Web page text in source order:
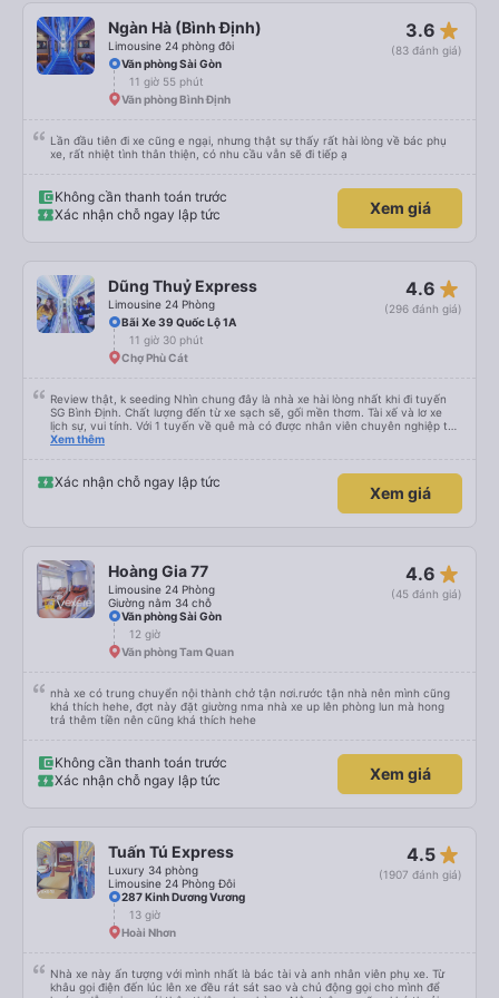
Ngàn Hà (Bình Định)
Limousine 24 phòng đôi
3.6 star_rate
(83 đánh giá)
Văn phòng Sài Gòn
11 giờ 55 phút
Văn phòng Bình Định
Lần đầu tiên đi xe cũng e ngại, nhưng thật sự thấy rất hài lòng về bác phụ
xe, rất nhiệt tình thân thiện, có nhu cầu vẫn sẽ đi tiếp ạ
Không cần thanh toán trước
Xác nhận chỗ ngay lập tức
Xem giá
Dũng Thuỷ Express
Limousine 24 Phòng
4.6 star_rate
(296 đánh giá)
Bãi Xe 39 Quốc Lộ 1A
11 giờ 30 phút
Chợ Phù Cát
Review thật, k seeding Nhìn chung đây là nhà xe hài lòng nhất khi đi tuyến
SG Bình Định. Chất lượng đến từ xe sạch sẽ, gối mền thơm. Tài xế và lơ xe
lịch sự, vui tính. Với 1 tuyến về quê mà có được nhân viên chuyên nghiệp thế
này là điểm cộng lớn, thường chỉ đi mấy tuyến du lịch mới có. Về xe thì có
định ủng hộ tiếp nhà xe này. Chúc chủ xe làm ăn phát đạt mua thêm nhiều
xe chạy thêm nhiều khung giờ nữa và nâng cao tiêu chuẩn tuyến. Nếu xét
điểm trừ thì chỉ có thgian trả khách, team VXR set lệch với thực tế
Xem thêm
Xác nhận chỗ ngay lập tức
Xem giá
Hoàng Gia 77
Limousine 24 Phòng
Giường nằm 34 chỗ
4.6 star_rate
(45 đánh giá)
Văn phòng Sài Gòn
12 giờ
Văn phòng Tam Quan
nhà xe có trung chuyển nội thành chở tận nơi.rước tận nhà nên mình cũng
khá thích hehe, đợt này đặt giường nma nhà xe up lên phòng lun mà hong
trả thêm tiền nên cũng khá thích hehe
Không cần thanh toán trước
Xác nhận chỗ ngay lập tức
Xem giá
Tuấn Tú Express
Luxury 34 phòng
Limousine 24 Phòng Đôi
4.5 star_rate
(1907 đánh giá)
287 Kinh Dương Vương
13 giờ
Hoài Nhơn
Nhà xe này ấn tượng với mình nhất là bác tài và anh nhân viên phụ xe. Từ
khâu gọi điện đến lúc lên xe đều rát sát sao và chủ động gọi cho mình để